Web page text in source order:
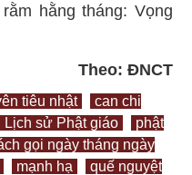
hằng tháng: Vọng
Theo: ĐNCT
tiêu nhật
can chi
Lịch sử Phật giáo
phật
gọi ngày tháng ngày
mạnh hạ
quế nguyệt